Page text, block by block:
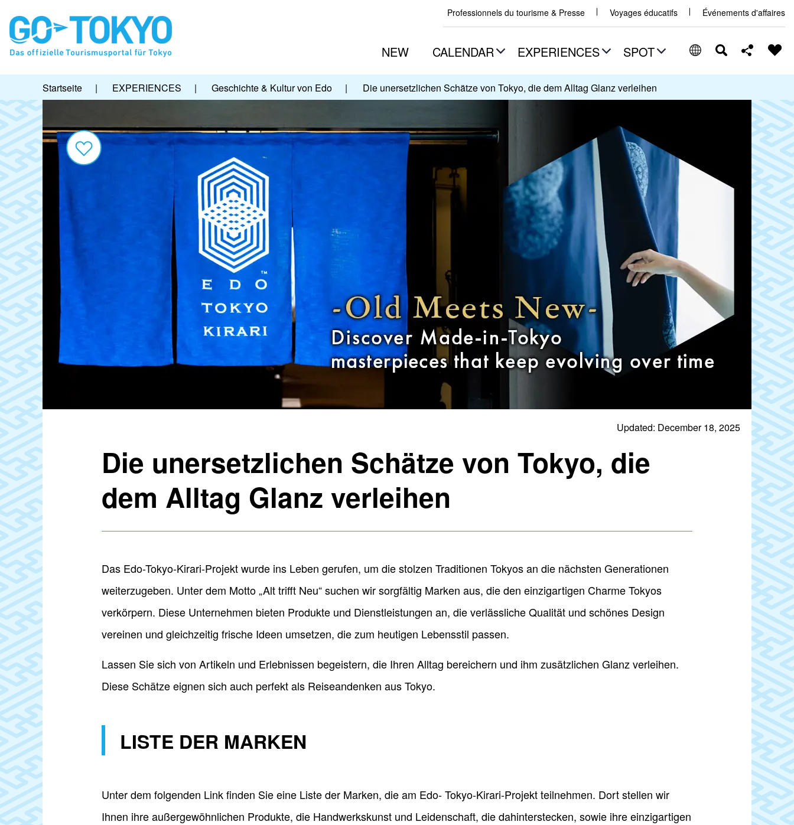
Professionnels du tourisme & Presse Voyages éducatifs Événements d'affaires
NEW CALENDAR EXPERIENCES SPOT
Startseite | EXPERIENCES | Geschichte & Kultur von Edo | Die unersetzlichen Schätze von Tokyo, die dem Alltag Glanz verleihen
Updated: December 18, 2025
Die unersetzlichen Schätze von Tokyo, die
dem Alltag Glanz verleihen
Das Edo-Tokyo-Kirari-Projekt wurde ins Leben gerufen, um die stolzen Traditionen Tokyos an die nächsten Generationen
weiterzugeben. Unter dem Motto „Alt trifft Neu“ suchen wir sorgfältig Marken aus, die den einzigartigen Charme Tokyos
verkörpern. Diese Unternehmen bieten Produkte und Dienstleistungen an, die verlässliche Qualität und schönes Design
vereinen und gleichzeitig frische Ideen umsetzen, die zum heutigen Lebensstil passen.
Lassen Sie sich von Artikeln und Erlebnissen begeistern, die Ihren Alltag bereichern und ihm zusätzlichen Glanz verleihen.
Diese Schätze eignen sich auch perfekt als Reiseandenken aus Tokyo.
LISTE DER MARKEN
Unter dem folgenden Link finden Sie eine Liste der Marken, die am Edo- Tokyo-Kirari-Projekt teilnehmen. Dort stellen wir
Ihnen ihre außergewöhnlichen Produkte, die Handwerkskunst und Leidenschaft, die dahinterstecken, sowie ihre einzigartigen